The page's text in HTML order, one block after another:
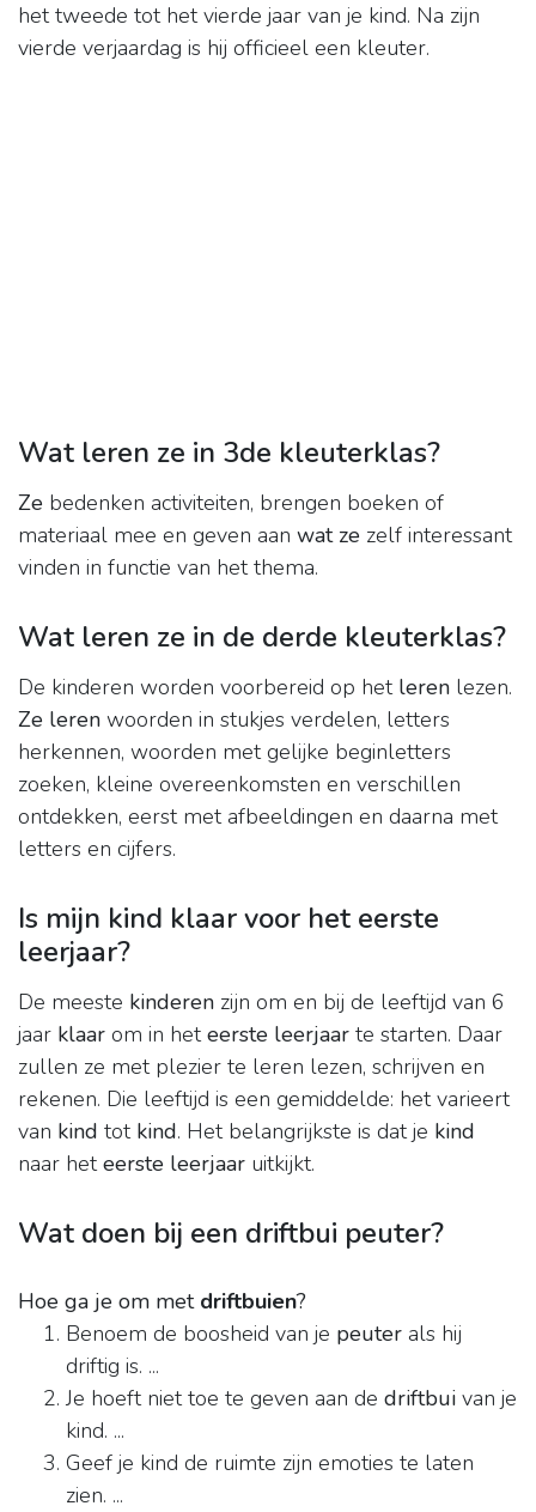
het tweede tot het vierde jaar van je kind. Na zijn
vierde verjaardag is hij officieel een kleuter.
Wat leren ze in 3de kleuterklas?
Ze bedenken activiteiten, brengen boeken of
materiaal mee en geven aan wat ze zelf interessant
vinden in functie van het thema.
Wat leren ze in de derde kleuterklas?
De kinderen worden voorbereid op het leren lezen.
Ze leren woorden in stukjes verdelen, letters
herkennen, woorden met gelijke beginletters
zoeken, kleine overeenkomsten en verschillen
ontdekken, eerst met afbeeldingen en daarna met
letters en cijfers.
Is mijn kind klaar voor het eerste
leerjaar?
De meeste kinderen zijn om en bij de leeftijd van 6
jaar klaar om in heteerste leerjaar te starten. Daar
zullen ze met plezier te leren lezen, schrijven en
rekenen. Die leeftijd is een gemiddelde: het varieert
van kind tot kind. Het belangrijkste is dat je kind
naar heteerste leerjaar uitkijkt.
Wat doen bij een driftbui peuter?
Hoe ga je om met driftbuien?
Benoem de boosheid van je peuter als hij
driftig is. ...
Je hoeft niet toe te geven aan de driftbui van je
kind. ...
Geef je kind de ruimte zijn emoties te laten
zien. ...